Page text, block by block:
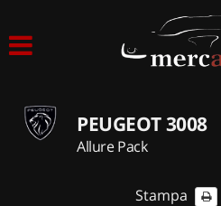
ACQUISTIAMO USATOPEUGEOT 3008
Allure Pack
Stampa